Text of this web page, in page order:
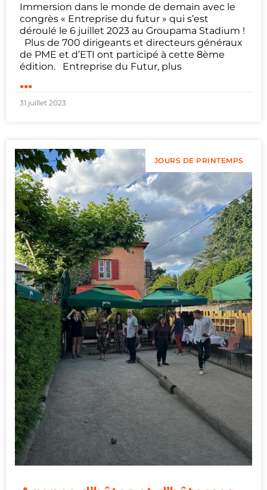
Immersion dans le monde de demain avec le
congrès « Entreprise du futur » qui s’est
déroulé le 6 juillet 2023 au Groupama Stadium !
Plus de 700 dirigeants et directeurs généraux
de PME et d’ETI ont participé à cette 8ème
édition. Entreprise du Futur, plus
...
31 juillet 2023
JOURS DE PRINTEMPS